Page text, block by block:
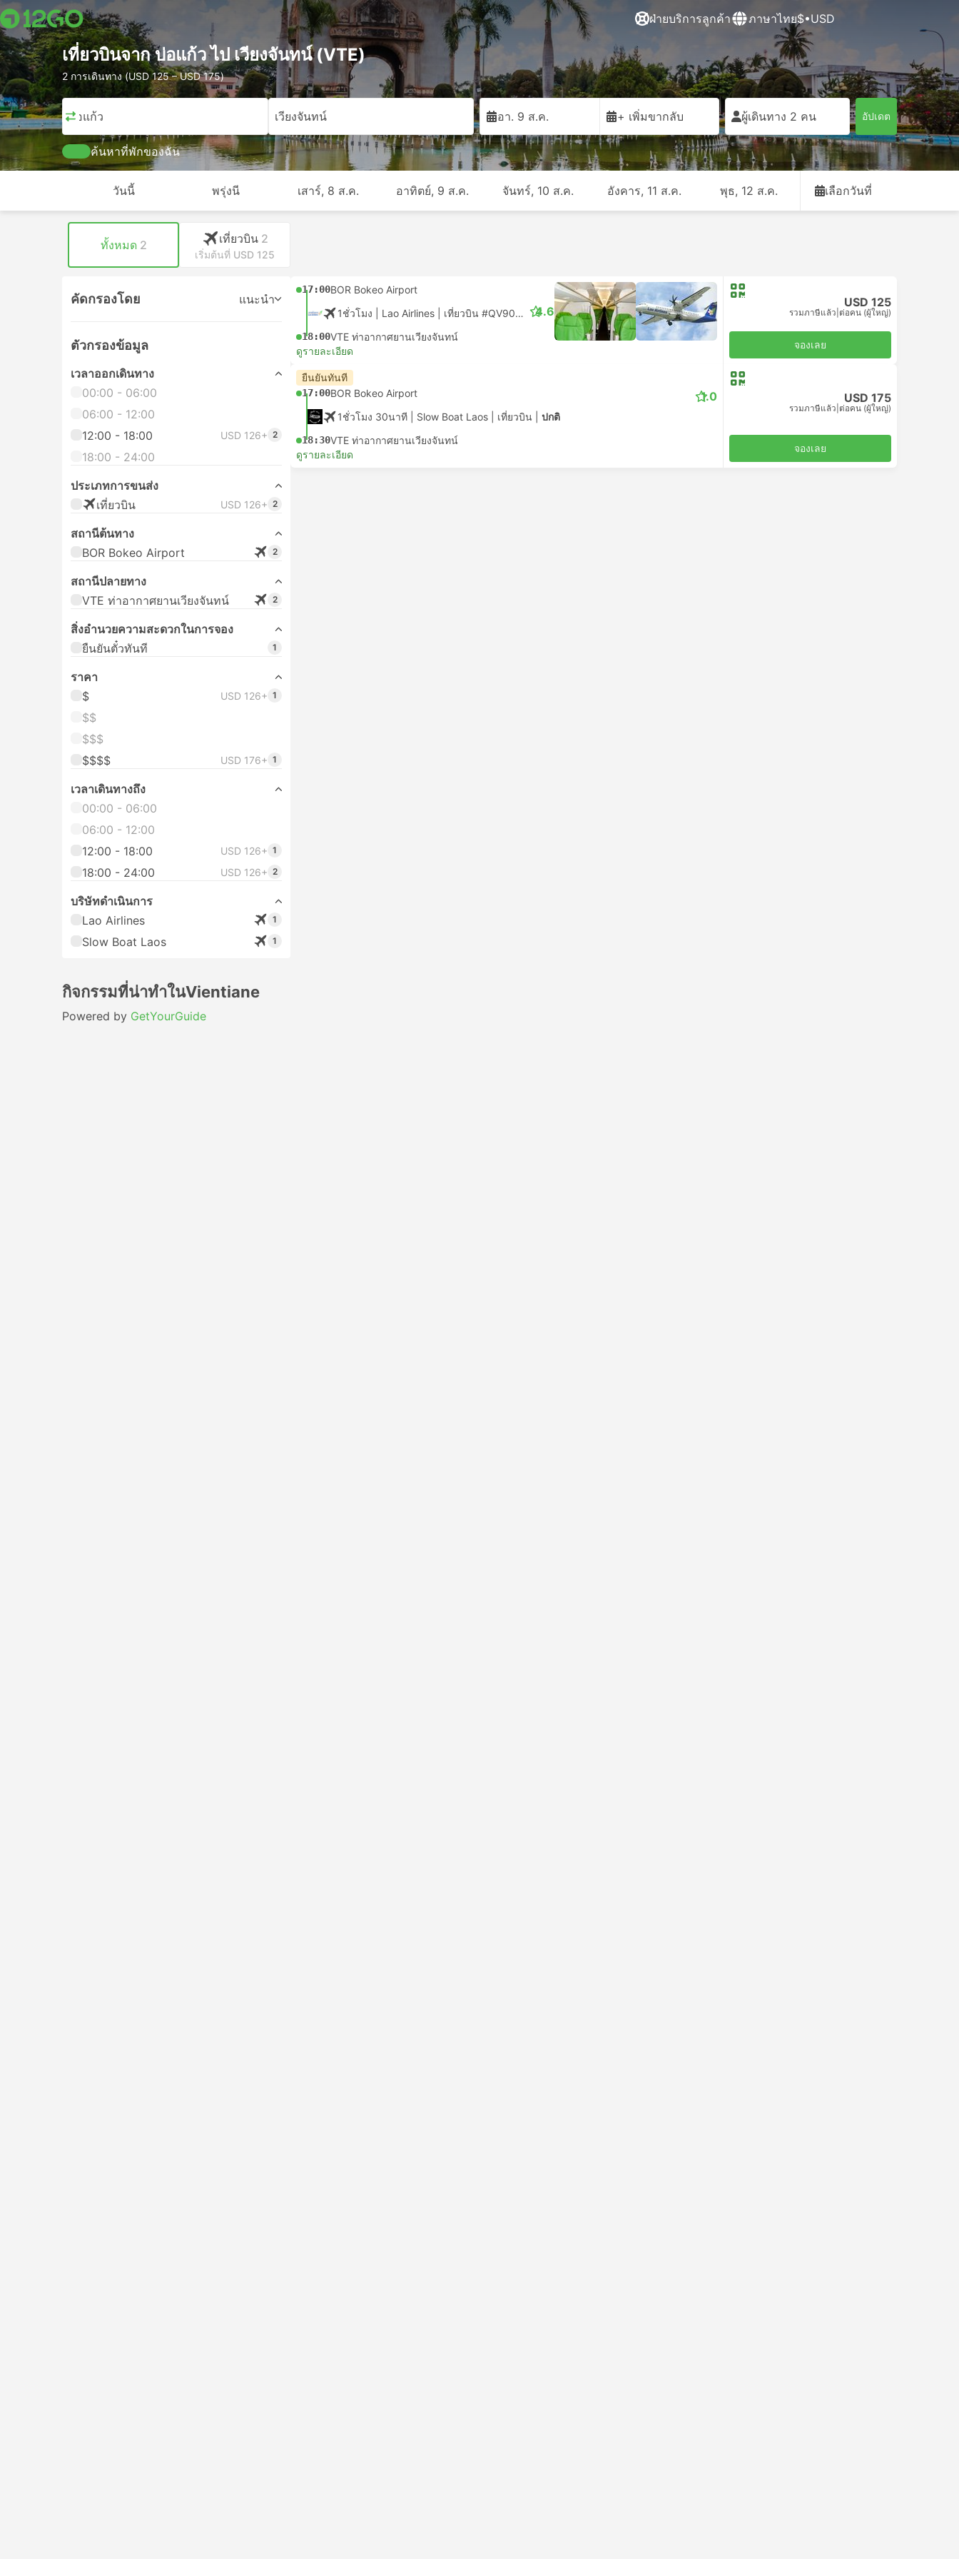
ฝ่ายบริการลูกค้า ภาษาไทย$•USD
เที่ยวบินจาก บ่อแก้ว ไป เวียงจันทน์ (VTE)
2 การเดินทาง (USD 125 – USD 175)
บ่อแก้ว เวียงจันทน์ อา. 9 ส.ค. + เพิ่มขากลับ ผู้เดินทาง 2 คน อัปเดต
ค้นหาที่พักของฉัน
วันนี้ พรุ่งนี เสาร์, 8 ส.ค. อาทิตย์, 9 ส.ค. จันทร์, 10 ส.ค. อังคาร, 11 ส.ค. พุธ, 12 ส.ค. เลือกวันที่
ทั้งหมด 2 เที่ยวบิน 2
เริ่มต้นที่ USD 125
คัดกรองโดย แนะนำ
ตัวกรองข้อมูล
เวลาออกเดินทาง
00:00 - 06:00
06:00 - 12:00
12:00 - 18:00
USD 126+ 2
18:00 - 24:00
ประเภทการขนส่ง
เที่ยวบิน
USD 126+ 2
สถานีต้นทาง
BOR Bokeo Airport
2
สถานีปลายทาง
VTE ท่าอากาศยานเวียงจันทน์
2
สิ่งอํานวยความสะดวกในการจอง
ยืนยันตั๋วทันที
1
ราคา
$
USD 126+ 1
$$
$$$
$$$$
USD 176+ 1
เวลาเดินทางถึง
00:00 - 06:00
06:00 - 12:00
12:00 - 18:00
USD 126+ 1
18:00 - 24:00 USD 126+ 2
บริษัทดำเนินการ
Lao Airlines
1
Slow Boat Laos 1
17:00BOR Bokeo Airport
1ชั่วโมง | Lao Airlines เที่ยวบิน #QV902 |ชั้นประหยัด
18:00VTE ท่าอากาศยานเวียงจันทน์
4.6
ดูรายละเอียด
USD 125
รวมภาษีแล้ว ต่อคน (ผู้ใหญ่)
จองเลย
ยืนยันทันที
17:00BOR Bokeo Airport
1ชั่วโมง 30นาที | Slow Boat Laos เที่ยวบิน ปกติ
18:30VTE ท่าอากาศยานเวียงจันทน์
1.0
ดูรายละเอียด
USD 175
รวมภาษีแล้ว ต่อคน (ผู้ใหญ่)
จองเลย
กิจกรรมที่น่าทำในVientiane
Powered by GetYourGuide